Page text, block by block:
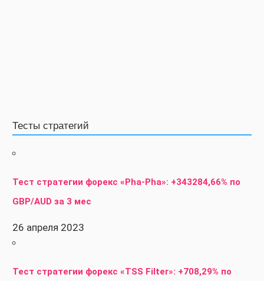
Тесты стратегий
Тест стратегии форекс «Pha-Pha»: +343284,66% по
GBP/AUD за 3 мес
26 апреля 2023
Тест стратегии форекс «TSS Filter»: +708,29% по